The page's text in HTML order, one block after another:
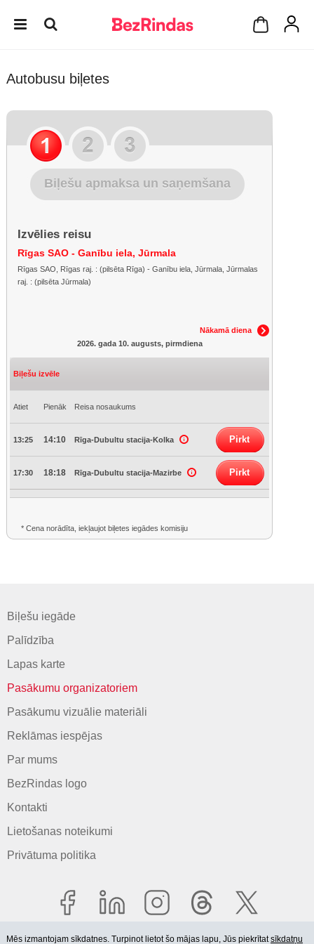
Autobusu biļetes
Biļešu apmaksa un saņemšana
Izvēlies reisu
Rīgas SAO - Ganību iela, Jūrmala
Rīgas SAO, Rīgas raj. : (pilsēta Rīga) - Ganību iela, Jūrmala, Jūrmalas
raj. : (pilsēta Jūrmala)
Nākamā diena
2026. gada 10. augusts, pirmdiena
Biļešu izvēle
Atiet Pienāk Reisa nosaukums
13:25 14:10 Rīga-Dubultu stacija-Kolka Pirkt
17:30 18:18 Rīga-Dubultu stacija-Mazirbe Pirkt
* Cena norādīta, iekļaujot biļetes iegādes komisiju
Biļešu iegāde
Palīdzība
Lapas karte
Pasākumu organizatoriem
Pasākumu vizuālie materiāli
Reklāmas iespējas
Par mums
BezRindas logo
Kontakti
Lietošanas noteikumi
Privātuma politika
Mēs izmantojam sīkdatnes. Turpinot lietot šo mājas lapu, Jūs piekrītatsīkdatņu